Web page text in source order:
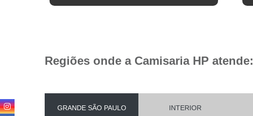
Regiões onde a Camisaria HP atende:
GRANDE SÃO PAULO INTERIOR